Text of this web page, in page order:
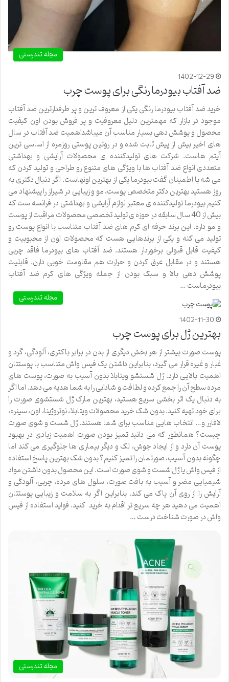
مجله تندرستی
1402-12-29
ضد آفتاب بیودرما رنگی برای پوست چرب
خرید ضد آفتاب بیودرما رنگی یکی از معروف ترین و پر طرفدارترین ضد آفتاب
موجود در بازار که مهمترین دلیل معروفیت و پر فروش بودن اون کیفیت
محصول و پوشش دهی بسیار مناسب آن میباشداهمیت ضد آفتاب در سال
های اخیر بیش از پیش ثابت شده و در روتین پوستی روزمره از اساسی ترین
آیتم هاست. شرکت های تولیدکننده ی محصولات آرایشی و بهداشتی
متعددی انواع ضد آفتاب ها با ویژگی های متنوع رو طراحی و تولید کردن که
می شه با اطمینان گفت بیودرما یکی از بهترین اونهاست. اگر دنبال دکتری به
روز هستید بهترین دکتر متخصص پوست، مو و زیبایی در شیراز را پیشنهاد می
کنیم بیودرما تولیدکننده ی معتبر لوازم آرایشی و بهداشتی در فرانسه ست که
بیش از 40 سال سابقه در حوزه ی تولید تخصصی محصولات مراقبت از پوست
و مو داره. این برند حرفه ای کرم های ضد آفتاب متناسب با انواع پوست رو
تولید می کنه و یکی از برندهایی هست که محصولات اون از محبوبیت و
کیفیت قابل قبولی برخوردار هستند. ضد آفتاب های بیودرما فاقد چربی
هستند و در مقابل عرق کردن و حرارت هم مقاومت خوبی دارن. قابلیت
پوشش دهی بالا و سبک بودن از جمله ویژگی های کرم ضد آفتاب
بیودرماست …
مجله تندرستی
1402-11-30
بهترین ژل برای پوست چرب
پوست صورت بیشتر از هر بخش دیگری از بدن در برابر باکتری، آلودگی، گرد و
غبار و غیره قرار می گیرد، بنابراین داشتن یک فیس واش متناسب با پوستتان
اهمیت بالایی دارد. ژل شستشو ویتابلا بدون آسیب به صورت، پوست های
مرده سطح آن را جمع کرده و لطافت و شادابی را به شما هدیه می دهد. اما اگر
به دنبال یک اثر بخشی سریع هستید، بهترین مارک ژل شستشوی صورت را
برای خود تهیه کنید. بدون شک خرید محصولات ویتابلا، نوتروژینا، اون، سینره،
لافارر و… انتخاب هایی مناسب برای شما هستند. ژل شست و شوی صورت
چیست؟ همانطور که می دانید تمیز بودن صورت اهمیت زیادی در بهبود
پوست آن دارد و از ایجاد جوش، لک و دیگر بیماری ها جلوگیری می کند اما
چگونه بدون آسیب، صورتمان را تمیز کنیم؟ بدون شک بهترین پاسخ استفاده
از فیس واش یا ژل شست و شوی صورت است. این محصول بدون داشتن مواد
شیمیایی مضر و آسیب به بافت صورت، سلول های مرده، چربی، آلودگی و
آرایش را از روی آن پاک می کند. بنابراین اگر به سلامت و زیبایی پوستتان
اهمیت می دهید هر چه سریع تر اقدام به خرید کنید. فواید استفاده از فیس
واش در صورت شناخت درست …
مجله تندرستی